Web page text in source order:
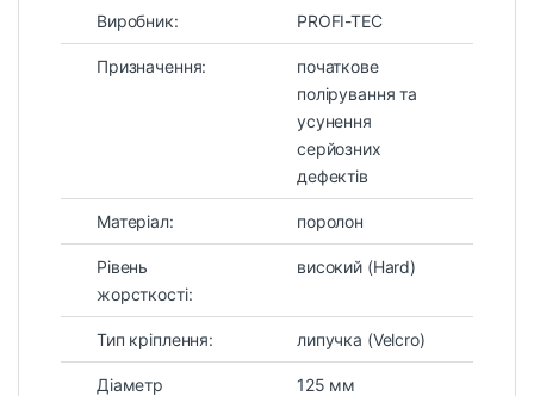
Виробник: PROFI-TEC
Призначення:
початкове
полірування та
усунення
серйозних
дефектів
Матеріал: поролон
Рівень
жорсткості:
високий (Hard)
Тип кріплення: липучка (Velcro)
Діаметр
125 мм